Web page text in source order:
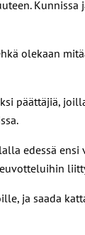
olekaan
edessä ensi
ja saada